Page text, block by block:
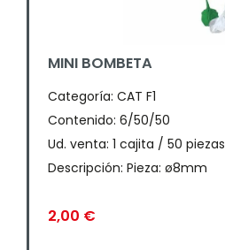
MINI BOMBETA
Categoría: CAT F1
Contenido: 6/50/50
Ud. venta: 1 cajita / 50 piezas
Descripción: Pieza: ø8mm
2,00 €